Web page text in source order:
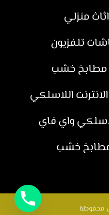
منزلي
تلفزيون
مطابخ خشب
اللاسلكي
واي فاي
خشب
محفوظة